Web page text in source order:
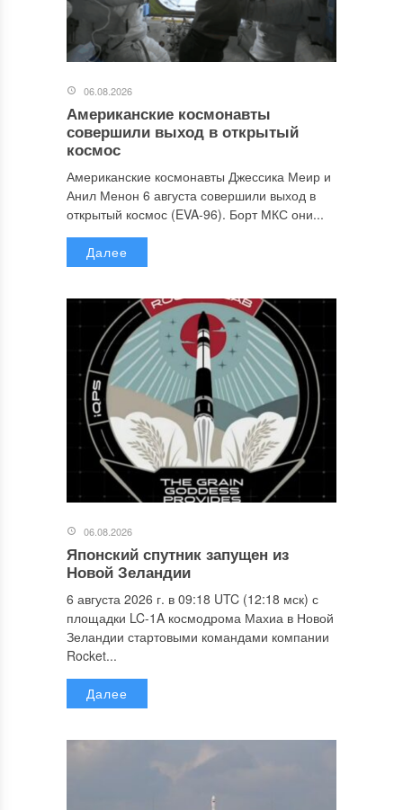
06.08.2026
Американские космонавты
совершили выход в открытый
космос
Американские космонавты Джессика Меир и
Анил Менон 6 августа совершили выход в
открытый космос (EVA-96). Борт МКС они...
Далее
06.08.2026
Японский спутник запущен из
Новой Зеландии
6 августа 2026 г. в 09:18 UTC (12:18 мск) с
площадки LC-1A космодрома Махиа в Новой
Зеландии стартовыми командами компании
Rocket...
Далее